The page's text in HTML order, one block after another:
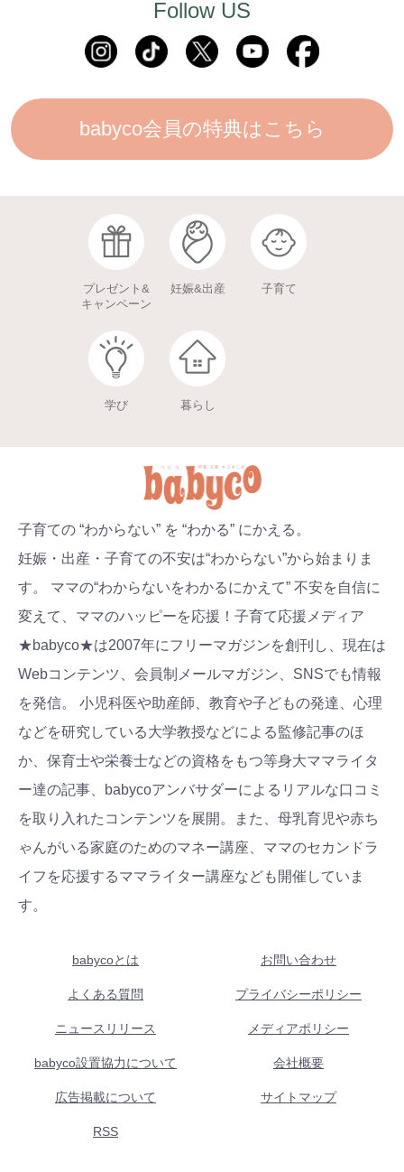
Follow US
babyco会員の特典はこちら
プレゼント&
キャンペーン
妊娠&出産 子育て
学び 暮らし
子育ての “わからない” を “わかる” にかえる。
妊娠・出産・子育ての不安は“わからない”から始まりま
す。 ママの“わからないをわかるにかえて” 不安を自信に
変えて、ママのハッピーを応援！子育て応援メディア
★babyco★は2007年にフリーマガジンを創刊し、現在は
Webコンテンツ、会員制メールマガジン、SNSでも情報
を発信。 小児科医や助産師、教育や子どもの発達、心理
などを研究している大学教授などによる監修記事のほ
か、保育士や栄養士などの資格をもつ等身大ママライタ
ー達の記事、babycoアンバサダーによるリアルな口コミ
を取り入れたコンテンツを展開。また、母乳育児や赤ち
ゃんがいる家庭のためのマネー講座、ママのセカンドラ
イフを応援するママライター講座なども開催していま
す。
babycoとは お問い合わせ
よくある質問 プライバシーポリシー
ニュースリリース メディアポリシー
babyco設置協力について 会社概要
広告掲載について サイトマップ
RSS